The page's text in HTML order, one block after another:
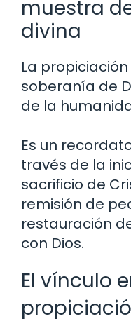
muestra
divina
La
soberanía de
de la
Es un
través de la
sacrificio de
remisión de
restauración
con Dios.
El vínculo